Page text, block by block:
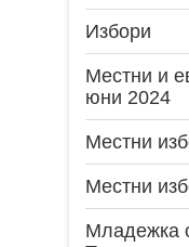
Избори
Местни и
юни 2024
Местни
Местни
Младежка